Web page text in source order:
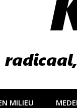
MILIEU